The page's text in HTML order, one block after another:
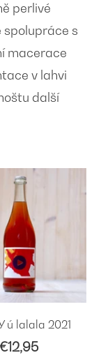
perlivé
spolupráce s
macerace
v lahvi
další
ú lalala 2021
€12,95